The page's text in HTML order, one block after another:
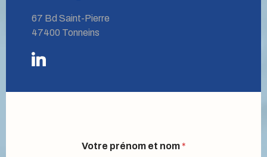
67 Bd Saint-Pierre
47400 Tonneins
Votre prénom et nom *